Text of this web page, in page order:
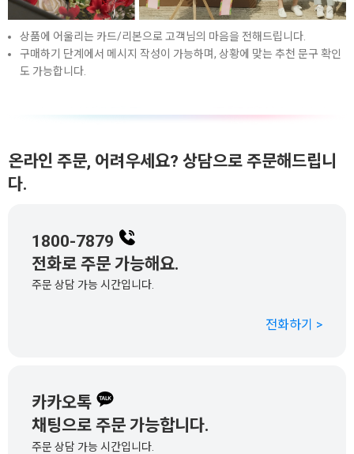
상품에 어울리는 카드/리본으로 고객님의 마음을 전해드립니다.
구매하기 단계에서 메시지 작성이 가능하며, 상황에 맞는 추천 문구 확인
도 가능합니다.
온라인 주문, 어려우세요? 상담으로 주문해드립니
다.
1800-7879
전화로 주문 가능해요.
주문 상담 가능 시간입니다.
전화하기 >
카카오톡
채팅으로 주문 가능합니다.
주문 상담 가능 시간입니다.